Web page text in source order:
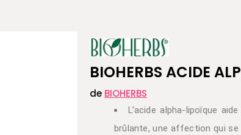
BIOHERBS ACIDE
de BIOHERBS
L’acide alpha-lipoïque
brûlante, une affection qui